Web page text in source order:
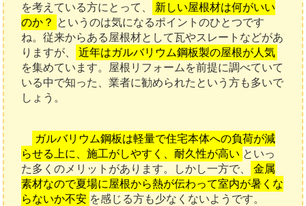
を考えている方にとって、
新しい屋根材は何がいい
のか？ というのは気になるポイントのひとつです
ね。従来からある屋根材として瓦やスレートなどがあ
りますが、
近年はガルバリウム鋼板製の屋根が人気
を集めています。屋根リフォームを前提に調べていて
いる中で知った、業者に勧められたという方も多いで
しょう。
ガルバリウム鋼板は軽量で住宅本体への負荷が減
らせる上に、施工がしやすく、耐久性が高い といっ
た多くのメリットがあります。しかし一方で、
金属
素材なので夏場に屋根から熱が伝わって室内が暑くな
らないか不安 を感じる方も少なくないようです。